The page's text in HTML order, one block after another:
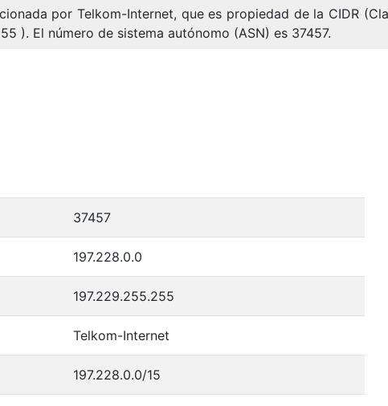
por Telkom-Internet, que es propiedad de la CIDR
). El número de sistema autónomo (ASN) es 37457.
37457
197.228.0.0
197.229.255.255
Telkom-Internet
197.228.0.0/15